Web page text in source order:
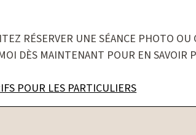
RÉSERVER UNE SÉANCE PHOTO
DÈS MAINTENANT POUR EN SAVOIR
POUR LES PARTICULIERS